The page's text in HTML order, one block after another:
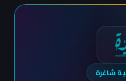
شاغرة